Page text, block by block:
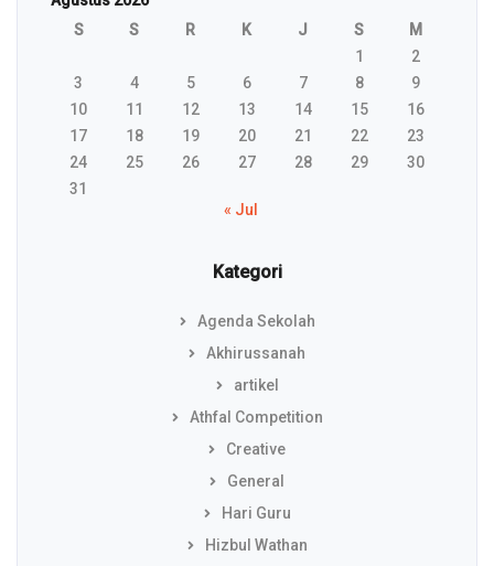
S
S R K J S
M
1
2
3
4 5 6 7 8
9
10
11 12 13 14 15
16
17
18 19 20 21 22
23
24
25 26 27 28 29
30
31
« Jul
Kategori
Agenda Sekolah
Akhirussanah
artikel
Athfal Competition
Creative
General
Hari Guru
Hizbul Wathan